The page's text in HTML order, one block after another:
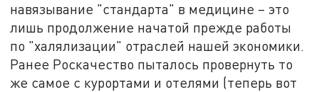
навязывание "стандарта" в медицине – это
лишь продолжение начатой прежде работы
по "халялизации" отраслей нашей экономики.
Ранее Роскачество пыталось провернуть то
же самое с курортами и отелями (теперь вот